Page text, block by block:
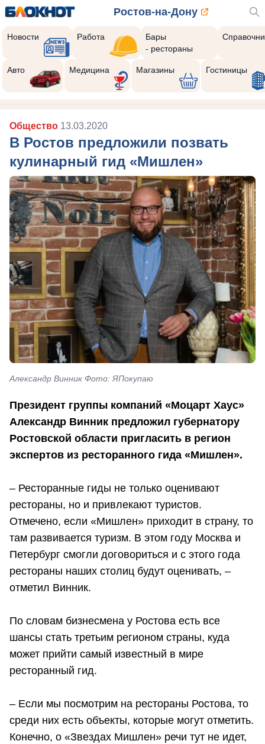
Ростов-на-Дону
Новости Работа
Бары
- рестораны
Авто Медицина Магазины Гостиницы
Общество 13.03.2020
В Ростов предложили позвать
кулинарный гид «Мишлен»
Александр Винник Фото: ЯПокупаю
Президент группы компаний «Моцарт Хаус»
Александр Винник предложил губернатору
Ростовской области пригласить в регион
экспертов из ресторанного гида «Мишлен».
– Ресторанные гиды не только оценивают
рестораны, но и привлекают туристов.
Отмечено, если «Мишлен» приходит в страну, то
там развивается туризм. В этом году Москва и
Петербург смогли договориться и с этого года
рестораны наших столиц будут оценивать, –
отметил Винник.
По словам бизнесмена у Ростова есть все
шансы стать третьим регионом страны, куда
может прийти самый известный в мире
ресторанный гид.
– Если мы посмотрим на рестораны Ростова, то
среди них есть объекты, которые могут отметить.
Конечно, о «Звездах Мишлен» речи тут не идет,